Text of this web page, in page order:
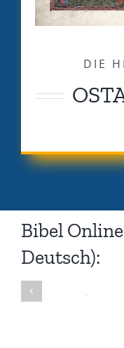
DIE
Bibel
Deutsch):